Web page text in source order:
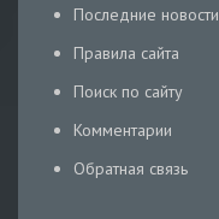
Последние новости
Правила сайта
Поиск по сайту
Комментарии
Обратная связь